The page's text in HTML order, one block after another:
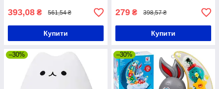
393,08 ₴ 561,54 ₴
Купити
279 ₴ 398,57 ₴
Купити
–30% –30%